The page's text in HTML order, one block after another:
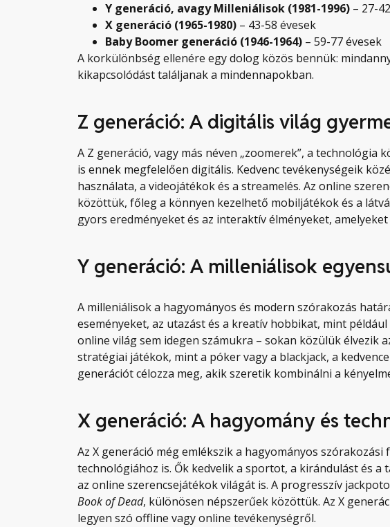
Y generáció, avagy Milleniálisok (1981-1996) – 27-
X generáció (1965-1980) – 43-58 évesek
Baby Boomer generáció (1946-1964) – 59-77 évesek
A korkülönbség ellenére egy dolog közös bennük:
kikapcsolódást találjanak a mindennapokban.
Z generáció: A digitális világ
A Z generáció, vagy más néven „zoomerek”, a technológia
is ennek megfelelően digitális. Kedvenc tevékenységeik
használata, a videojátékok és a streamelés. Az online
közöttük, főleg a könnyen kezelhető mobiljátékok és a
gyors eredményeket és az interaktív élményeket,
Y generáció: A milleniálisok
A milleniálisok a hagyományos és modern szórakozás
eseményeket, az utazást és a kreatív hobbikat, mint
online világ sem idegen számukra – sokan közülük élvezik
stratégiai játékok, mint a póker vagy a blackjack, a
generációt célozza meg, akik szeretik kombinálni a
X generáció: A hagyomány és
Az X generáció még emlékszik a hagyományos
technológiához is. Ők kedvelik a sportot, a kirándulást és
az online szerencsejátékok világát is. A progresszív
Book of Dead, különösen népszerűek közöttük. Az X
legyen szó offline vagy online tevékenységről.